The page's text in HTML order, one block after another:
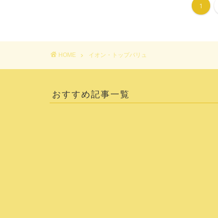
1
HOME イオン・トップバリュ
おすすめ記事一覧